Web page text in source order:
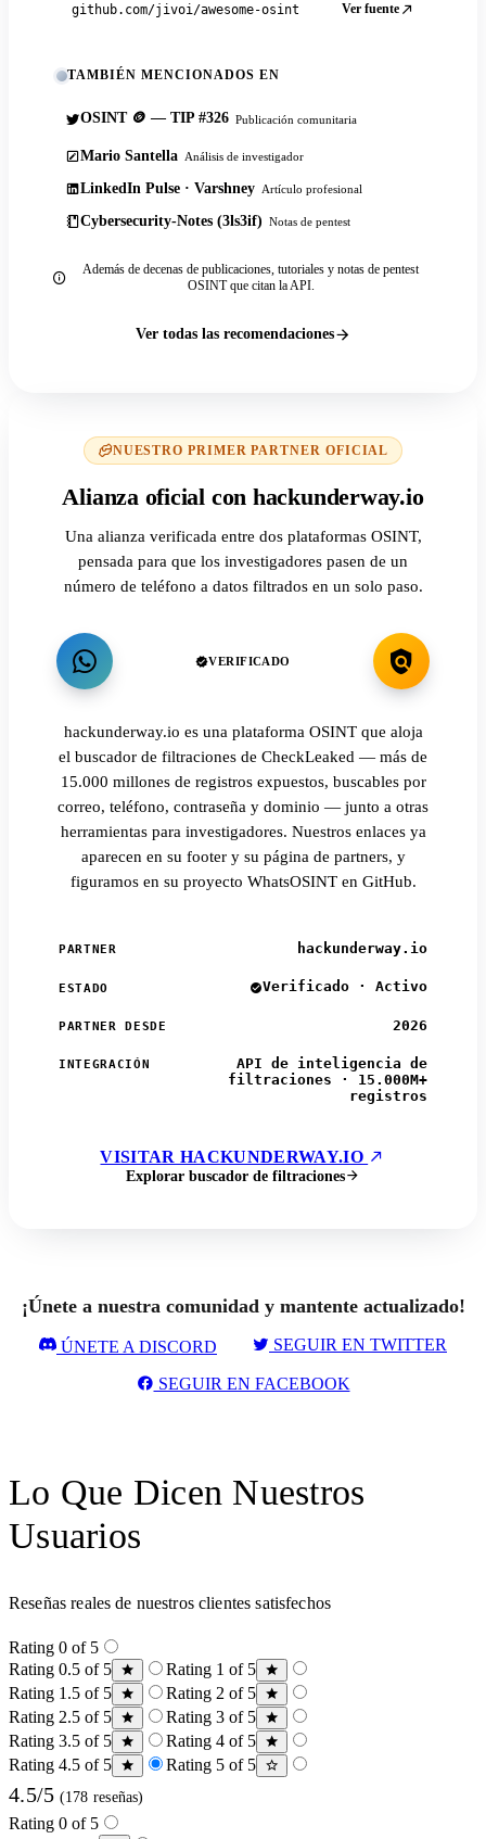
github.com/jivoi/awesome-osint Ver fuente
TAMBIÉN MENCIONADOS EN
OSINT 🪙 — TIP #326 Publicación comunitaria
Mario Santella Análisis de investigador
LinkedIn Pulse · Varshney Artículo profesional
Cybersecurity-Notes (3ls3if) Notas de pentest
Además de decenas de publicaciones, tutoriales y notas de pentest
OSINT que citan la API.
Ver todas las recomendaciones
NUESTRO PRIMER PARTNER OFICIAL
Alianza oficial con hackunderway.io
Una alianza verificada entre dos plataformas OSINT,
pensada para que los investigadores pasen de un
número de teléfono a datos filtrados en un solo paso.
VERIFICADO
hackunderway.io es una plataforma OSINT que aloja
el buscador de filtraciones de CheckLeaked — más de
15.000 millones de registros expuestos, buscables por
correo, teléfono, contraseña y dominio — junto a otras
herramientas para investigadores. Nuestros enlaces ya
aparecen en su footer y su página de partners, y
figuramos en su proyecto WhatsOSINT en GitHub.
PARTNER hackunderway.io
ESTADO Verificado · Activo
PARTNER DESDE 2026
INTEGRACIÓN
API de inteligencia de
filtraciones · 15.000M+
registros
VISITAR HACKUNDERWAY.IO
Explorar buscador de filtraciones
¡Únete a nuestra comunidad y mantente actualizado!
ÚNETE A DISCORD SEGUIR EN TWITTER
SEGUIR EN FACEBOOK
Lo Que Dicen Nuestros
Usuarios
Reseñas reales de nuestros clientes satisfechos
Rating 0 of 5
Rating 0.5 of 5
Rating 1 of 5
Rating 1.5 of 5
Rating 2 of 5
Rating 2.5 of 5
Rating 3 of 5
Rating 3.5 of 5
Rating 4 of 5
Rating 4.5 of 5
Rating 5 of 5
4.5/5 (178 reseñas)
Rating 0 of 5